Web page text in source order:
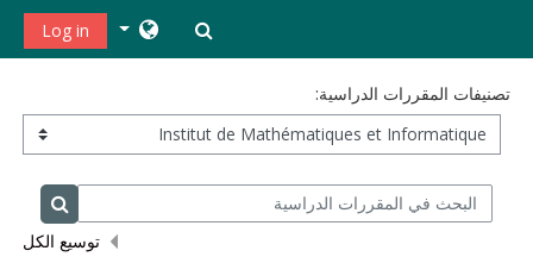
تبديل إدخال البحث
Log in
تصنيفات المقررات الدراسية:
البحث في المقررات الدراسية
البحث
توسيع الكل